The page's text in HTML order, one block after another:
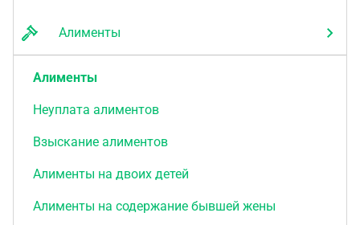
Алименты
Алименты
Неуплата алиментов
Взыскание алиментов
Алименты на двоих детей
Алименты на содержание бывшей жены